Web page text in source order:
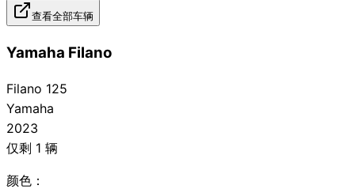
查看全部车辆
Yamaha Filano
Filano 125
Yamaha
2023
仅剩 1 辆
颜色：